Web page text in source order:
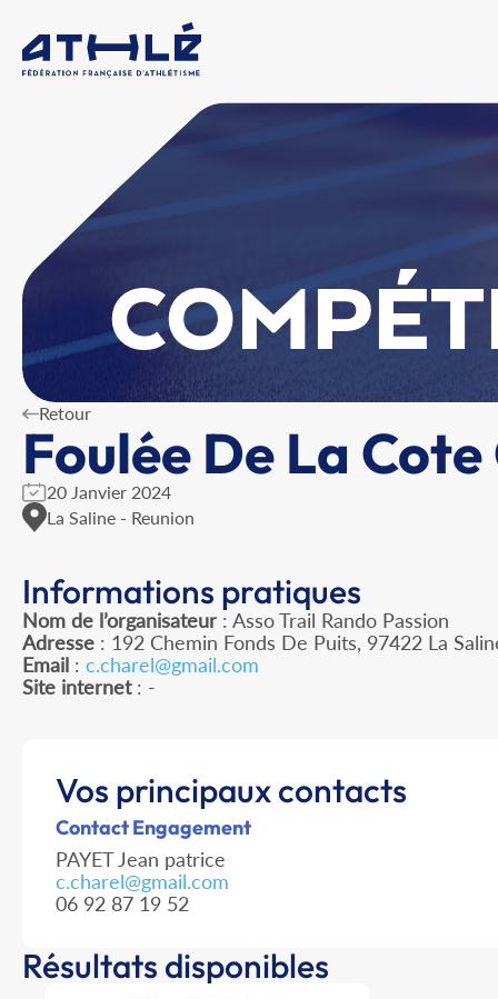
Retour
Foulée De La
20 Janvier 2024
La Saline - Reunion
Informations pratiques
Nom de l’organisateur : Asso Trail Rando Passion
Adresse : 192 Chemin Fonds De Puits, 97422 La
Email : c.charel@gmail.com
Site internet: -
Vos principaux contacts
Contact Engagement
PAYET Jean patrice
c.charel@gmail.com
06 92 87 19 52
Résultats disponibles